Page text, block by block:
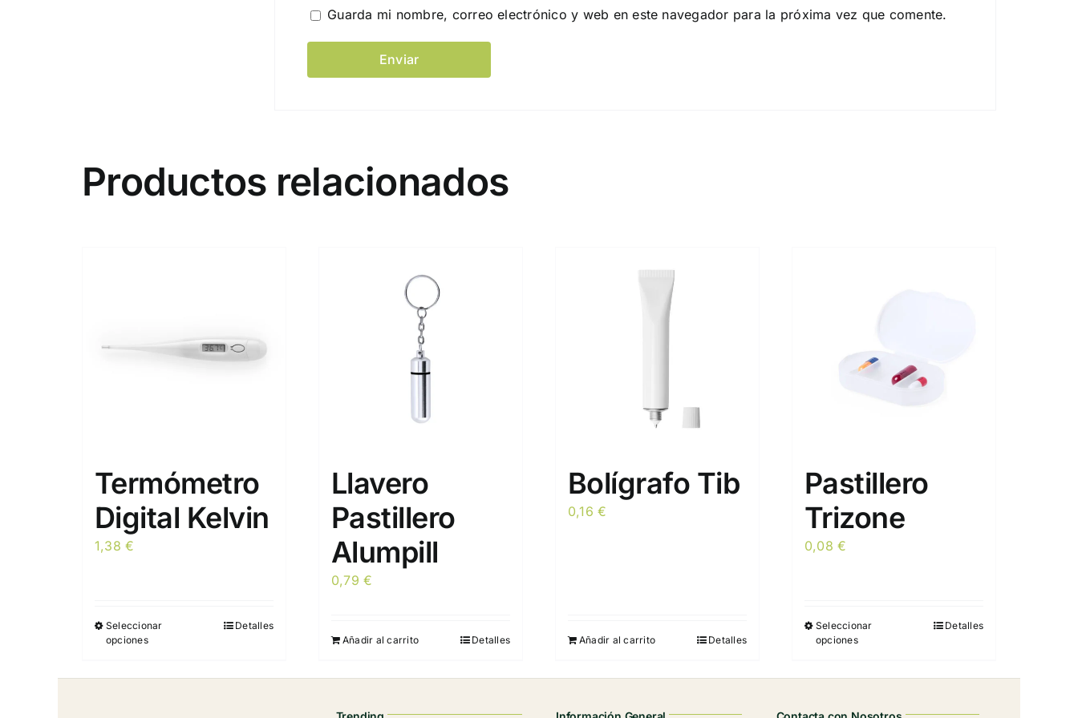
Guarda mi nombre, correo electrónico y web en este navegador para la próxima vez que comente.
Productos relacionados
Termómetro
Digital Kelvin
1,38€
Seleccionar
opciones
Detalles
Llavero
Pastillero
Alumpill
0,79€
Añadir al carrito Detalles
Bolígrafo Tib
0,16€
Añadir al carrito Detalles
Pastillero
Trizone
0,08€
Seleccionar
opciones
variantes.
Detalles